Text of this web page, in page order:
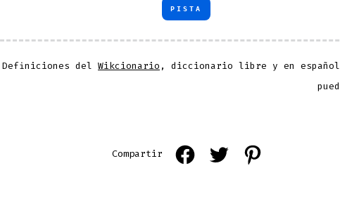
PISTA
Definiciones del Wikcionario , diccionario libre y en español
Compartir
Open
Open